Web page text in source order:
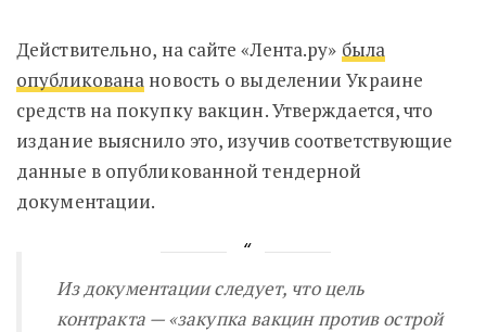
Действительно, на сайте «Лента.ру» была
опубликована новость о выделении Украине
средств на покупку вакцин. Утверждается, что
издание выяснило это, изучив соответствующие
данные в опубликованной тендерной
документации.
Из документации следует, что цель
контракта — «закупка вакцин против острой